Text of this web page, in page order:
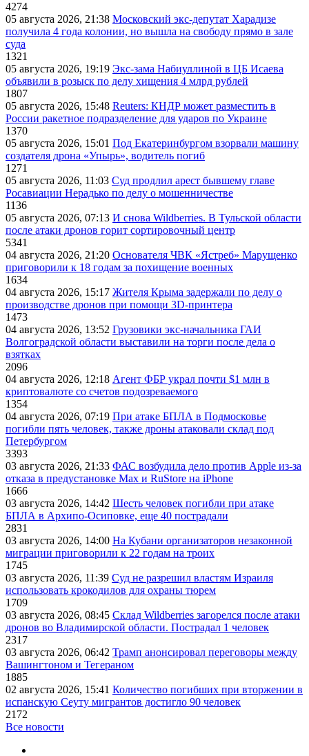
4274
05 августа 2026, 21:38 Московский экс-депутат Харадизе
получила 4 года колонии, но вышла на свободу прямо в зале
суда
1321
05 августа 2026, 19:19 Экс-зама Набиуллиной в ЦБ Исаева
объявили в розыск по делу хищения 4 млрд рублей
1807
05 августа 2026, 15:48 Reuters: КНДР может разместить в
России ракетное подразделение для ударов по Украине
1370
05 августа 2026, 15:01 Под Екатеринбургом взорвали машину
создателя дрона «Упырь», водитель погиб
1271
05 августа 2026, 11:03 Суд продлил арест бывшему главе
Росавиации Нерадько по делу о мошенничестве
1136
05 августа 2026, 07:13 И снова Wildberries. В Тульской области
после атаки дронов горит сортировочный центр
5341
04 августа 2026, 21:20 Основателя ЧВК «Ястреб» Марущенко
приговорили к 18 годам за похищение военных
1634
04 августа 2026, 15:17 Жителя Крыма задержали по делу о
производстве дронов при помощи 3D‑принтера
1473
04 августа 2026, 13:52 Грузовики экс-начальника ГАИ
Волгоградской области выставили на торги после дела о
взятках
2096
04 августа 2026, 12:18 Агент ФБР украл почти $1 млн в
криптовалюте со счетов подозреваемого
1354
04 августа 2026, 07:19 При атаке БПЛА в Подмосковье
погибли пять человек, также дроны атаковали склад под
Петербургом
3393
03 августа 2026, 21:33 ФАС возбудила дело против Apple из-за
отказа в предустановке Max и RuStore на iPhone
1666
03 августа 2026, 14:42 Шесть человек погибли при атаке
БПЛА в Архипо-Осиповке, еще 40 пострадали
2831
03 августа 2026, 14:00 На Кубани организаторов незаконной
миграции приговорили к 22 годам на троих
1745
03 августа 2026, 11:39 Суд не разрешил властям Израиля
использовать крокодилов для охраны тюрем
1709
03 августа 2026, 08:45 Склад Wildberries загорелся после атаки
дронов во Владимирской области. Пострадал 1 человек
2317
03 августа 2026, 06:42 Трамп анонсировал переговоры между
Вашингтоном и Тегераном
1885
02 августа 2026, 15:41 Количество погибших при вторжении в
испанскую Сеуту мигрантов достигло 90 человек
2172
Все новости